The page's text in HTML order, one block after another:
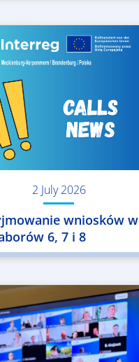
2 July 2026
wniosków w
6, 7 i 8